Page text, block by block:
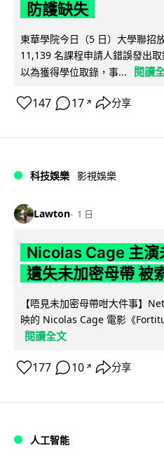
防護缺失
東華學院今日（5 日）大學聯招
11,139 名課程申請人錯誤發出
以為獲得學位取錄，事...
閱讀
147 17 ↗ 分享
科技娛樂 影視娛樂
Lawton 1 日
Nicolas Cage 主
遺失未加密母帶 被
【唔見未加密母帶咁大件事】
映的 Nicolas Cage 電影《
閱讀全文
177 10 ↗ 分享
人工智能